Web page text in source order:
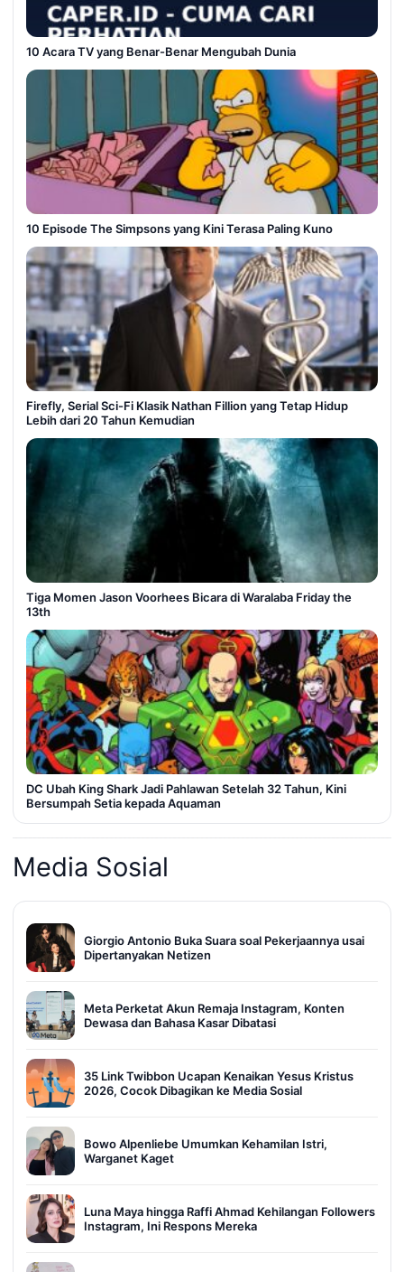
10 Acara TV yang Benar-Benar Mengubah Dunia
10 Episode The Simpsons yang Kini Terasa Paling Kuno
Firefly, Serial Sci-Fi Klasik Nathan Fillion yang Tetap Hidup
Lebih dari 20 Tahun Kemudian
Tiga Momen Jason Voorhees Bicara di Waralaba Friday the
13th
DC Ubah King Shark Jadi Pahlawan Setelah 32 Tahun, Kini
Bersumpah Setia kepada Aquaman
Media Sosial
Giorgio Antonio Buka Suara soal Pekerjaannya usai
Dipertanyakan Netizen
Meta Perketat Akun Remaja Instagram, Konten
Dewasa dan Bahasa Kasar Dibatasi
35 Link Twibbon Ucapan Kenaikan Yesus Kristus
2026, Cocok Dibagikan ke Media Sosial
Bowo Alpenliebe Umumkan Kehamilan Istri,
Warganet Kaget
Luna Maya hingga Raffi Ahmad Kehilangan Followers
Instagram, Ini Respons Mereka